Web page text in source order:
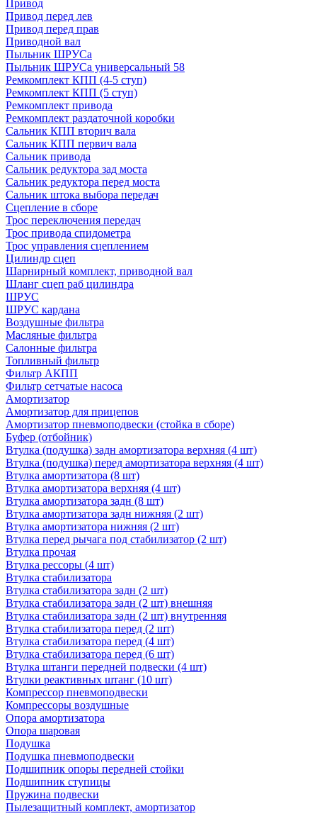
Привод
Привод перед лев
Привод перед прав
Приводной вал
Пыльник ШРУСа
Пыльник ШРУСа универсальный 58
Ремкомплект КПП (4-5 ступ)
Ремкомплект КПП (5 ступ)
Ремкомплект привода
Ремкомплект раздаточной коробки
Сальник КПП вторич вала
Сальник КПП первич вала
Сальник привода
Сальник редуктора зад моста
Сальник редуктора перед моста
Сальник штока выбора передач
Сцепление в сборе
Трос переключения передач
Трос привода спидометра
Трос управления сцеплением
Цилиндр сцеп
Шарнирный комплект, приводной вал
Шланг сцеп раб цилиндра
ШРУС
ШРУС кардана
Воздушные фильтра
Масляные фильтра
Салонные фильтра
Топливный фильтр
Фильтр АКПП
Фильтр сетчатые насоса
Амортизатор
Амортизатор для прицепов
Амортизатор пневмоподвески (стойка в сборе)
Буфер (отбойник)
Втулка (подушка) задн амортизатора верхняя (4 шт)
Втулка (подушка) перед амортизатора верхняя (4 шт)
Втулка амортизатора (8 шт)
Втулка амортизатора верхняя (4 шт)
Втулка амортизатора задн (8 шт)
Втулка амортизатора задн нижняя (2 шт)
Втулка амортизатора нижняя (2 шт)
Втулка перед рычага под стабилизатор (2 шт)
Втулка прочая
Втулка рессоры (4 шт)
Втулка стабилизатора
Втулка стабилизатора задн (2 шт)
Втулка стабилизатора задн (2 шт) внешняя
Втулка стабилизатора задн (2 шт) внутренняя
Втулка стабилизатора перед (2 шт)
Втулка стабилизатора перед (4 шт)
Втулка стабилизатора перед (6 шт)
Втулка штанги передней подвески (4 шт)
Втулки реактивных штанг (10 шт)
Компрессор пневмоподвески
Компрессоры воздушные
Опора амортизатора
Опора шаровая
Подушка
Подушка пневмоподвески
Подшипник опоры передней стойки
Подшипник ступицы
Пружина подвески
Пылезащитный комплект, амортизатор